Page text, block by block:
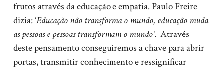
frutos através da educação e empatia. Paulo Freire
dizia: ‘Educação não transforma o mundo, educação muda
as pessoas e pessoas transformam o mundo’. Através
deste pensamento conseguiremos a chave para abrir
portas, transmitir conhecimento e ressignificar